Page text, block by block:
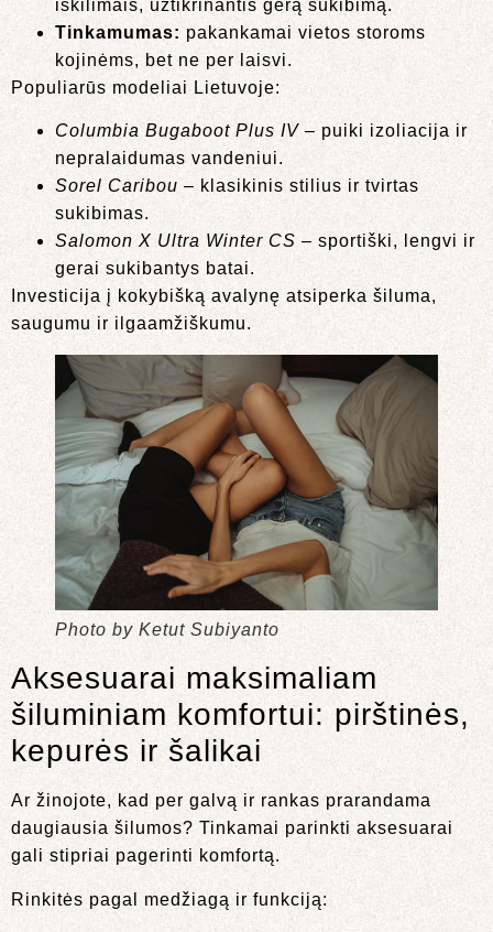
iškilimais, užtikrinantis gerą sukibimą.
Tinkamumas: pakankamai vietos storoms
kojinėms, bet ne per laisvi.
Populiarūs modeliai Lietuvoje:
Columbia Bugaboot Plus IV – puiki izoliacija ir
nepralaidumas vandeniui.
Sorel Caribou – klasikinis stilius ir tvirtas
sukibimas.
Salomon X Ultra Winter CS – sportiški, lengvi ir
gerai sukibantys batai.
Investicija į kokybišką avalynę atsiperka šiluma,
saugumu ir ilgaamžiškumu.
Photo by Ketut Subiyanto
Aksesuarai maksimaliam
šiluminiam komfortui: pirštinės,
kepurės ir šalikai
Ar žinojote, kad per galvą ir rankas prarandama
daugiausia šilumos? Tinkamai parinkti aksesuarai
gali stipriai pagerinti komfortą.
Rinkitės pagal medžiagą ir funkciją: